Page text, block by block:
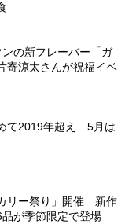
の新フレーバー「ガ
涼太さんが祝福イベ
て2019年超え 5月は
リー祭り」開催 新作
が季節限定で登場